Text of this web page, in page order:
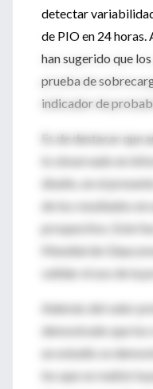
detectar
de PIO en 24
han sugerido que
prueba de
indicador de
Es de destacar que
lo observado en
diseño, en el
de los resultados en
prospectivo. Este
Mundial de
validar el uso de la
Además del valor
demostrado que los
un estudio se
los que se realizó